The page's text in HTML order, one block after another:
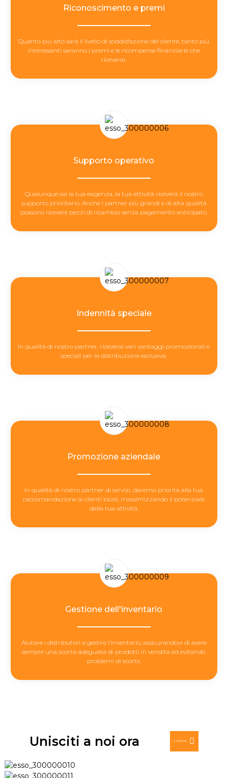
Riconoscimento e premi
Quanto più alto sarà il livello di soddisfazione del cliente, tanto più
interessanti saranno i premi e le ricompense finanziarie che
riceverai.
Supporto operativo
Qualunque sia la tua esigenza, la tua attività riceverà il nostro
supporto prioritario. Anche i partner più grandi e di alta qualità
possono ricevere pezzi di ricambio senza pagamento anticipato.
Indennità speciale
In qualità di nostro partner, riceverai vari vantaggi promozionali e
speciali per la distribuzione esclusiva.
Promozione aziendale
In qualità di nostro partner di servizi, daremo priorità alla tua
raccomandazione ai clienti locali, massimizzando il potenziale
della tua attività.
Gestione dell'inventario
Aiutare i distributori a gestire l'inventario, assicurandovi di avere
sempre una scorta adeguata di prodotti in vendita ed evitando
problemi di scorte.
Unisciti a noi ora Contattaci